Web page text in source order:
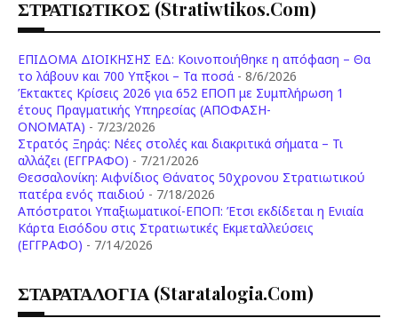
ΣΤΡΑΤΙΩΤΙΚΟΣ (stratiwtikos.com)
ΕΠΙΔΟΜΑ ΔΙΟΙΚΗΣΗΣ ΕΔ: Κοινοποιήθηκε η απόφαση – Θα
το λάβουν και 700 Υπξκοι – Τα ποσά - 8/6/2026
Έκτακτες Κρίσεις 2026 για 652 ΕΠΟΠ με Συμπλήρωση 1
έτους Πραγματικής Υπηρεσίας (ΑΠΟΦΑΣΗ-
ONOMATA) - 7/23/2026
Στρατός Ξηράς: Νέες στολές και διακριτικά σήματα – Τι
αλλάζει (ΕΓΓΡΑΦΟ) - 7/21/2026
Θεσσαλονίκη: Αιφνίδιος Θάνατος 50χρονου Στρατιωτικού
πατέρα ενός παιδιού - 7/18/2026
Απόστρατοι Υπαξιωματικοί-ΕΠΟΠ: Έτσι εκδίδεται η Ενιαία
Κάρτα Εισόδου στις Στρατιωτικές Εκμεταλλεύσεις
(ΕΓΓΡΑΦΟ) - 7/14/2026
ΣΤΑΡΑΤΑΛΟΓΙΑ (staratalogia.com)